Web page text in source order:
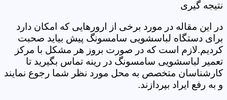
نتیجه گیری
در این مقاله در مورد برخی از ارورهایی که امکان دارد
برای دستگاه لباسشویی سامسونگ پیش بیاید صحبت
کردیم.لازم است که در صورت بروز هر مشکل با مرکز
تعمیر لباسشویی سامسونگ در رینه تماس بگیرید تا
کارشناسان متخصص به محل مورد نظر شما رجوع نمایند
و به رفع ایراد بپردازند.